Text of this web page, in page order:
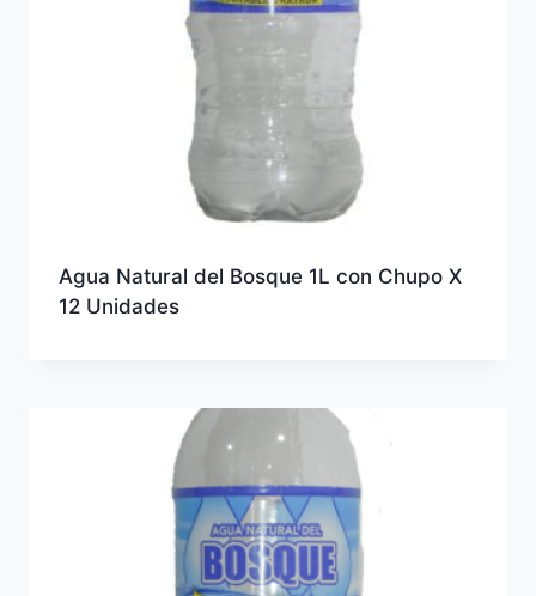
Agua Natural del Bosque 1L con Chupo X
12 Unidades